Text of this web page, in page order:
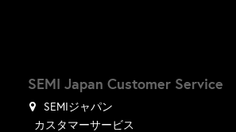
SEMI Japan Customer Service
SEMIジャパン
カスタマーサービス